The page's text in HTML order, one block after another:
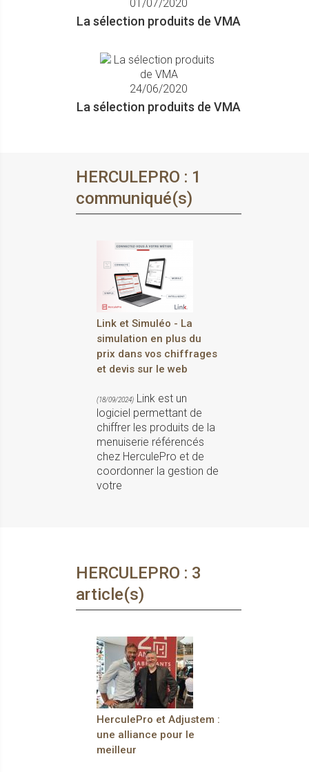
01/07/2020
La sélection produits de VMA
24/06/2020
La sélection produits de VMA
HERCULEPRO : 1
communiqué(s)
Link et Simuléo - La
simulation en plus du
prix dans vos chiffrages
et devis sur le web
(18/09/2024) Link est un
logiciel permettant de
chiffrer les produits de la
menuiserie référencés
chez HerculePro et de
coordonner la gestion de
votre
HERCULEPRO : 3
article(s)
HerculePro et Adjustem :
une alliance pour le
meilleur